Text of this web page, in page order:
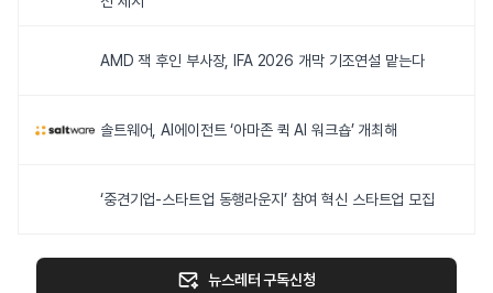
AMD 잭 후인 부사장, IFA 2026 개막 기조연설 맡는다
솔트웨어, AI에이전트 ‘아마존 퀵 AI 워크숍’ 개최해
‘중견기업-스타트업 동행라운지’ 참여 혁신 스타트업 모집
뉴스레터 구독신청